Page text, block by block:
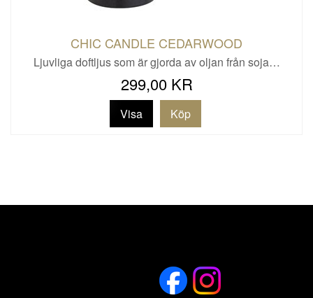
CHIC CANDLE CEDARWOOD
Ljuvliga doftljus som är gjorda av oljan från soja…
299,00 KR
Visa